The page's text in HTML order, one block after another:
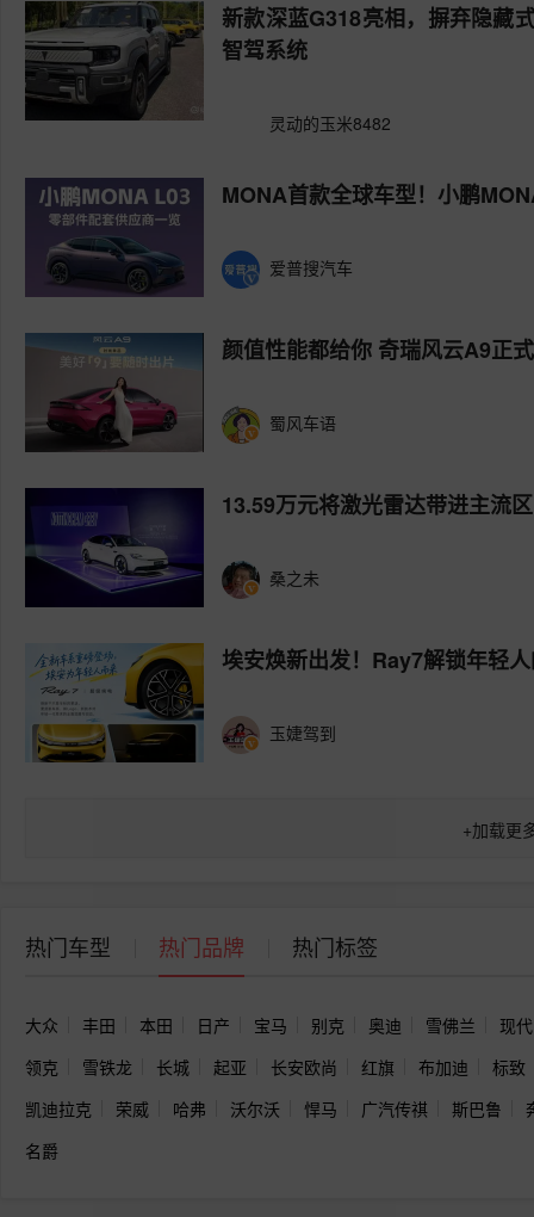
新款深蓝G318亮相，摒弃隐藏
智驾系统
灵动的玉米8482
MONA首款全球车型！小鹏
爱普搜汽车
颜值性能都给你 奇瑞风云A9正
蜀风车语
13.59万元将激光雷达带进主流
桑之未
埃安焕新出发！Ray7解锁年轻
玉婕驾到
+加载更
热门车型 热门品牌 热门标签
大众 丰田 本田 日产 宝马 别克 奥迪 雪佛兰
现代
领克
雪铁龙 长城 起亚 长安欧尚 红旗 布加迪
标致
凯迪拉克
荣威 哈弗 沃尔沃 悍马 广汽传祺 斯巴鲁
名爵